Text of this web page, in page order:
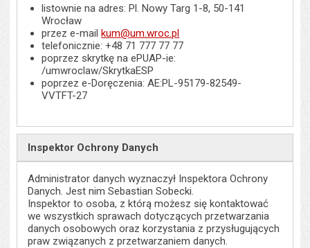
listownie na adres: Pl. Nowy Targ 1-8, 50-141
Wrocław
przez e-mailkum@um.wroc.pl
telefonicznie: +48 71 777 77 77
poprzez skrytkę na ePUAP-ie:
/umwroclaw/SkrytkaESP
poprzez e-Doręczenia: AE:PL-95179-82549-
VVTFT-27
Inspektor Ochrony Danych
Administrator danych wyznaczył Inspektora Ochrony
Danych. Jest nim Sebastian Sobecki.
Inspektor to osoba, z którą możesz się kontaktować
we wszystkich sprawach dotyczących przetwarzania
danych osobowych oraz korzystania z przysługujących
praw związanych z przetwarzaniem danych.